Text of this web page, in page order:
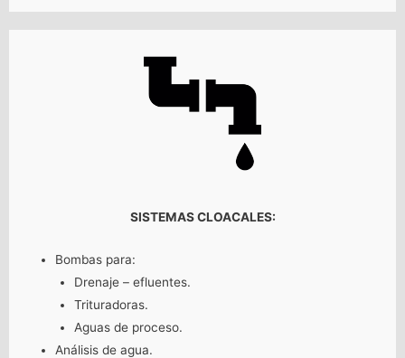
SISTEMAS CLOACALES:
Bombas para:
Drenaje – efluentes.
Trituradoras.
Aguas de proceso.
Análisis de agua.